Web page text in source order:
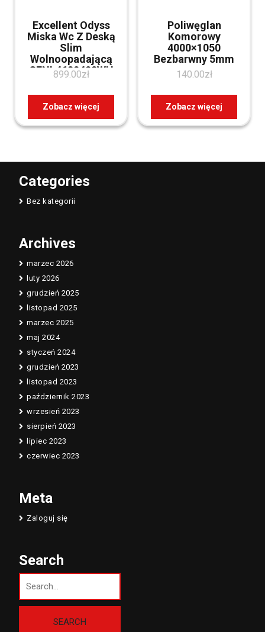
Excellent Odyss
Miska Wc Z Deską
Slim
Wolnoopadającą
CENL4609490WH
899.00zł
Zobacz więcej
Poliwęglan
Komorowy
4000×1050
Bezbarwny 5mm
140.00zł
Zobacz więcej
Categories
Bez kategorii
Archives
marzec 2026
luty 2026
grudzień 2025
listopad 2025
marzec 2025
maj 2024
styczeń 2024
grudzień 2023
listopad 2023
październik 2023
wrzesień 2023
sierpień 2023
lipiec 2023
czerwiec 2023
Meta
Zaloguj się
Search